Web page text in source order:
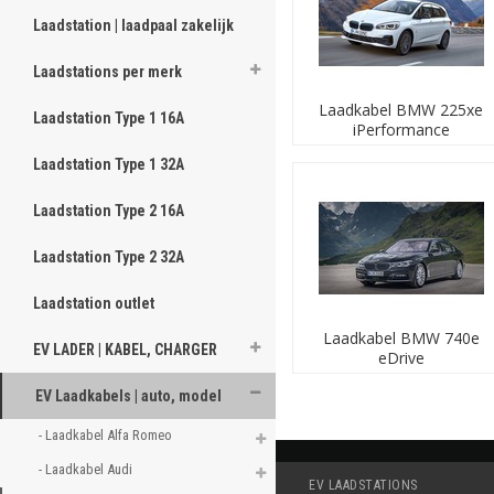
Laadstation | laadpaal zakelijk
Laadstations per merk
Laadstation Type 1 16A
Laadstation Type 1 32A
Laadstation Type 2 16A
Laadstation Type 2 32A
Laadstation outlet
EV LADER | KABEL, CHARGER
EV Laadkabels | auto, model
- Laadkabel Alfa Romeo
- Laadkabel Audi
maximaal 16A.
DeBMW 330e
DeBMW 530e
DeBMW 740e
DeBMW X5 eDrive
De
BMW i3 met
maximaal 32A.
DeBMW i3 met
maximaal 16A (3 x
maximaal 32A.
BMW i3 met
DeBMW 225xe
laadkabel type 2, 1
DeBMW 330e
Laadkabel BMW 225xe
iPerformance
Laadkabel BMW 740e
eDrive
EV LAADSTATIONS